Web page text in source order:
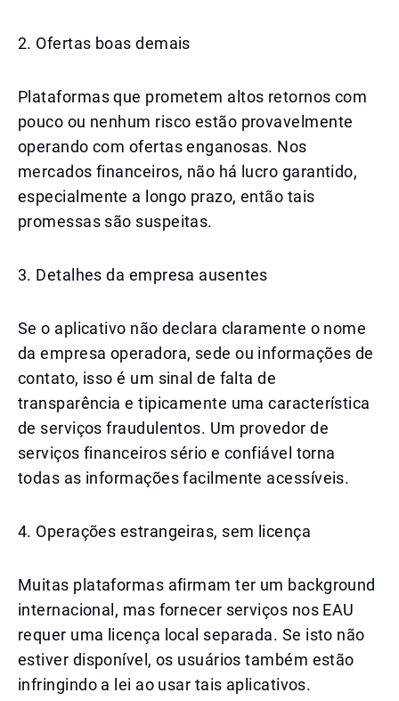
2. Ofertas boas demais
Plataformas que prometem altos retornos com
pouco ou nenhum risco estão provavelmente
operando com ofertas enganosas. Nos
mercados financeiros, não há lucro garantido,
especialmente a longo prazo, então tais
promessas são suspeitas.
3. Detalhes da empresa ausentes
Se o aplicativo não declara claramente o nome
da empresa operadora, sede ou informações de
contato, isso é um sinal de falta de
transparência e tipicamente uma característica
de serviços fraudulentos. Um provedor de
serviços financeiros sério e confiável torna
todas as informações facilmente acessíveis.
4. Operações estrangeiras, sem licença
Muitas plataformas afirmam ter um background
internacional, mas fornecer serviços nos EAU
requer uma licença local separada. Se isto não
estiver disponível, os usuários também estão
infringindo a lei ao usar tais aplicativos.